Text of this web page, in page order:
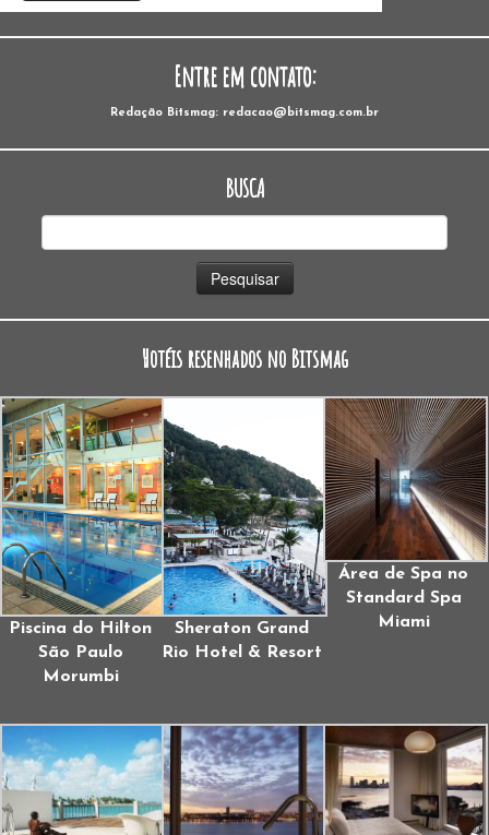
Entre em contato:
Redação Bitsmag: redacao@bitsmag.com.br
BUSCA
Hotéis resenhados no Bitsmag
Piscina do Hilton
São Paulo
Morumbi
Sheraton Grand
Rio Hotel & Resort
Área de Spa no
Standard Spa
Miami